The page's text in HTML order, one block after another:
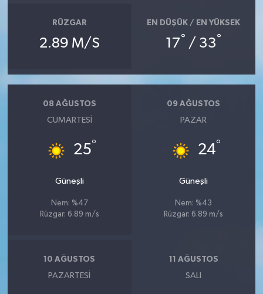
RÜZGAR
2.89 M/S
EN DÜŞÜK / EN YÜKSEK
17° / 33°
08 AĞUSTOS
CUMARTESI
25°
Güneşli
Nem: %47
Rüzgar: 6.89 m/s
09 AĞUSTOS
PAZAR
24°
Güneşli
Nem: %43
Rüzgar: 6.89 m/s
10 AĞUSTOS
PAZARTESI
11 AĞUSTOS
SALI